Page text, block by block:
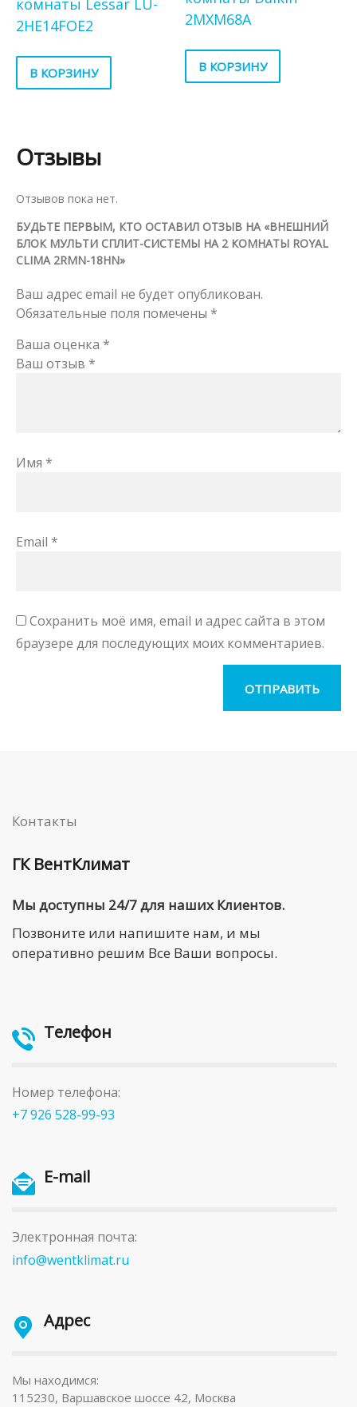
комнаты Lessar LU-
2HE14FOE2
В КОРЗИНУ
2MXM68A
В КОРЗИНУ
Отзывы
Отзывов пока нет.
БУДЬТЕ ПЕРВЫМ, КТО ОСТАВИЛ ОТЗЫВ НА «ВНЕШНИЙ
БЛОК МУЛЬТИ СПЛИТ-СИСТЕМЫ НА 2 КОМНАТЫ ROYAL
CLIMA 2RMN-18HN»
Ваш адрес email не будет опубликован.
Обязательные поля помечены *
Ваша оценка *
Ваш отзыв *
Имя *
Email *
Сохранить моё имя, email и адрес сайта в этом
браузере для последующих моих комментариев.
Контакты
ГК ВентКлимат
Мы доступны 24/7 для наших Клиентов.
Позвоните или напишите нам, и мы
оперативно решим Все Ваши вопросы.
Телефон
Номер телефона:
+7 926 528-99-93
E-mail
Электронная почта:
info@wentklimat.ru
Адрес
Мы находимся:
115230, Варшавское шоссе 42, Москва